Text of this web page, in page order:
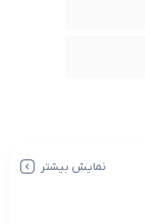
نمایش بیشتر